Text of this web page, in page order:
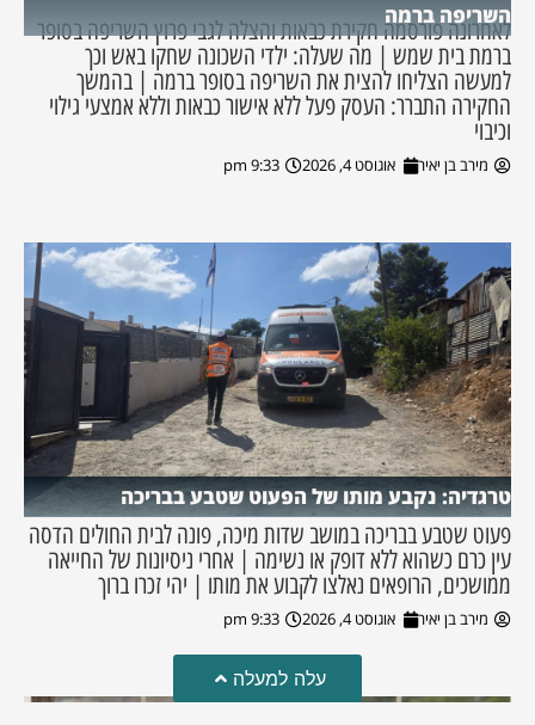
השריפה ברמה
לאחרונה פורסמה חקירת כבאות והצלה לגבי פרוץ השריפה בסופר
ברמת בית שמש | מה שעלה: ילדי השכונה שחקו באש וכך
למעשה הצליחו להצית את השריפה בסופר ברמה | בהמשך
החקירה התברר: העסק פעל ללא אישור כבאות וללא אמצעי גילוי
וכיבוי
מירב בן יאיר אוגוסט 4, 2026 9:33 pm
טרגדיה: נקבע מותו של הפעוט שטבע בבריכה
פעוט שטבע בבריכה במושב שדות מיכה, פונה לבית החולים הדסה
עין כרם כשהוא ללא דופק או נשימה | אחרי ניסיונות של החייאה
ממושכים, הרופאים נאלצו לקבוע את מותו | יהי זכרו ברוך
מירב בן יאיר אוגוסט 4, 2026 9:33 pm
עלה למעלה